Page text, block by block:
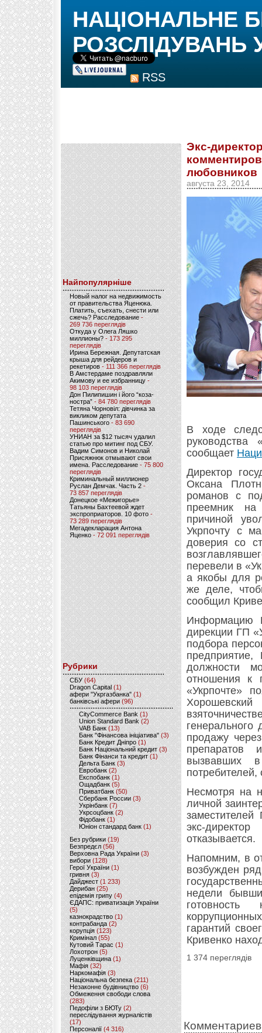
RSS
НАЦІОНАЛЬНЕ
РОЗСЛІДУВАНЬ
Найпопулярніше
Новый налог на недвижимость
от правительства Яценюка.
Платить, съехать, снести или
сжечь? Расследование-
269 736 переглядів
Откуда у Олега Ляшко
миллионы? - 173 295
переглядів
Ирина Бережная. Депутатская
крыша для рейдеров и
рекетиров - 111 366 переглядів
В Амстердаме поздравляли
Акимову и ее избранницу -
98 103 переглядів
Дон Пилипишин і його “коза-
ностра” - 84 780 переглядів
Тетяна Чорновіл: дівчинка за
викликом депутата
Пашинського- 83 690
переглядів
УНИАН за $12 тысяч удалил
статью про митинг под СБУ.
Вадим Симонов и Николай
Присяжнюк отмывают свои
имена. Расследование - 75 800
переглядів
Криминальный миллионер
Руслан Демчак. Часть 2-
73 857 переглядів
Донецкое «Межигорье»
Татьяны Бахтеевой ждет
экспроприаторов. 10 фото -
73 289 переглядів
Мегадекларация Антона
Яценко - 72 091 переглядів
Рубрики
CБУ (64)
Dragon Capital (1)
афери "Укргазбанка" (1)
банківські афери (96)
CityCommerce Bank (1)
Union Standard Bank (2)
VAB Банк (13)
Банк "Фінансова ініціатива" (3)
Банк Кредит Дніпро (1)
Банк Національний кредит (3)
Банк Фінанси та кредит (1)
Дельта Банк (3)
Евробанк(2)
Експобанк (1)
Ощадбанк(5)
Приватбанк (50)
Сбербанк России (3)
Укрінбанк(7)
Укрсоцбанк (2)
Фідобанк (1)
Юніон стандард банк(1)
Без рубрики (19)
Безпредєл(56)
Верховна Рада України (3)
вибори(128)
Герої України(1)
гривня (3)
Дайджест (1 233)
Дерибан (25)
епідемія грипу (4)
ЄДАПС: приватизація України
(5)
казнокрадство (1)
контрабанда (2)
корупція (123)
Кримінал (55)
Кутовий Тарас (1)
Лохотрон(5)
Луценківщина (1)
Мафія (32)
Наркомафія (3)
Національна безпека (211)
Незаконне будівництво(6)
Обмеження свободи слова
(283)
Педофіли з БЮТу (2)
переслідування журналістів
(17)
Персоналії (4 316)
Экс-
любовников
августа 23, 2014
В ходе
руководства
сообщает
Директор
Оксана
романов с
преемник на
причиной
Укрпочту с
доверия со
перевели в
а якобы для
же деле,
сообщил
Информацию
дирекции ГП
подбора
должности
отношения к
«Укрпочте»
генерального
продажу
вызвавших
Несмотря на
личной
экс-
отказывается.
Напомним, в
возбужден
недели
готовность
гарантий
Кривенко
1 374 переглядів